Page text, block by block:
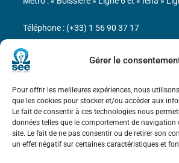
Gérer le
Pour offrir les meilleures expériences, nous
que les cookies pour stocker et/ou accéder aux
Le fait de consentir à ces technologies nous
données telles que le comportement de navigation
site. Le fait de ne pas consentir ou de retirer son
un effet négatif sur certaines caractéristiques et
Bicentenaire des
Marie Ampère
Mentions légales
Téléphone : (+33) 1 56 90 37 17
N° de SIREN : 785 393 232, Code APE :
communautaire : FR44 785 393 232